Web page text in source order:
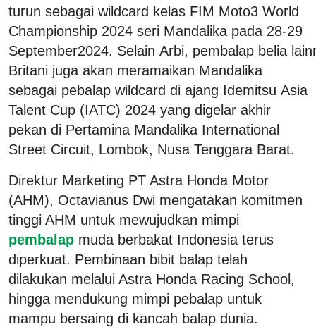
turun sebagai wildcard kelas FIM Moto3 World
Championship 2024 seri Mandalika pada 28-29
September2024. Selain Arbi, pembalap belia
Britani juga akan meramaikan Mandalika
sebagai pebalap wildcard di ajang Idemitsu Asia
Talent Cup (IATC) 2024 yang digelar akhir
pekan di Pertamina Mandalika International
Street Circuit, Lombok, Nusa Tenggara Barat.
Direktur Marketing PT Astra Honda Motor
(AHM), Octavianus Dwi mengatakan komitmen
tinggi AHM untuk mewujudkan mimpi
pembalap muda berbakat Indonesia terus
diperkuat. Pembinaan bibit balap telah
dilakukan melalui Astra Honda Racing School,
hingga mendukung mimpi pebalap untuk
mampu bersaing di kancah balap dunia.